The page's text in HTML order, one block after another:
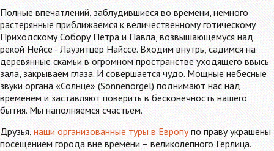
Полные впечатлений, заблудившиеся во времени, немного
растерянные приближаемся к величественному готическому
Приходскому Собору Петра и Павла, возвышающемуся над
рекой Нейсе - Лаузитцер Найссе. Входим внутрь, садимся на
деревянные скамьи в огромном пространстве уходящего ввысь
зала, закрываем глаза. И совершается чудо. Мощные небесные
звуки органа «Солнце» (Sonnenorgel) поднимают нас над
временем и заставляют поверить в бесконечность нашего
бытия. Мы наполняемся счастьем.
Друзья,наши организованные туры в Европупо праву украшены
посещением города вне времени – великолепного Гёрлица.